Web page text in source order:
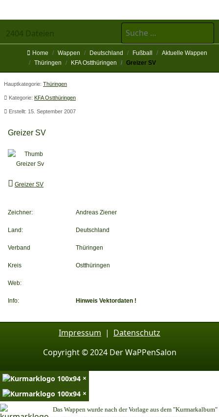
2404 Dateien
Suchen
Home Wappen Deutschland Fußball
Aktuelle Wappen
Thüringen
KFA Ostthüringen Greizer SV
Hauptkategorie: Thüringen
Kategorie: KFA Ostthüringen
Erstellt: 15. September 2007
Greizer SV
Greizer SV
Zeichner: Andreas Ziener
Land: Deutschland
Verband Thüringen
Kreis Ostthüringen
Web:
Info: Hinweis Vektordaten !
Impressum | Datenschutz
Copyright © 2024 Der WaPPenSalon
×
×
Das Wappen wurde nach der Vorlage aus dem "Kurmarkalbum"